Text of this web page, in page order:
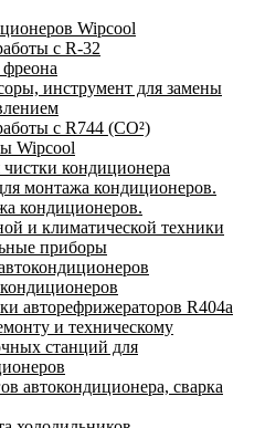
Wipcool
с R-32
инструмент для замены
с R744 (CO²)
Wipcool
кондиционера
монтажа кондиционеров.
кондиционеров.
и климатической техники
приборы
авторефрижераторов R404a
и техническому
станций для
автокондиционера, сварка